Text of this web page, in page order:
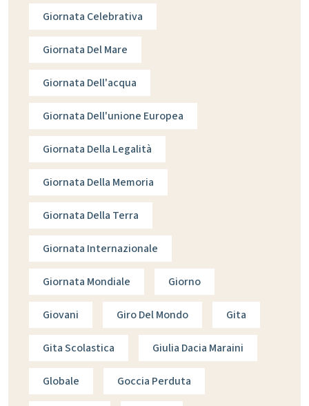
Giornata Celebrativa
Giornata Del Mare
Giornata Dell'acqua
Giornata Dell'unione Europea
Giornata Della Legalità
Giornata Della Memoria
Giornata Della Terra
Giornata Internazionale
Giornata Mondiale Giorno
Giovani Giro Del Mondo Gita
Gita Scolastica Giulia Dacia Maraini
Globale Goccia Perduta